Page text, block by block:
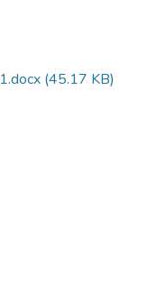
(45.17 KB)